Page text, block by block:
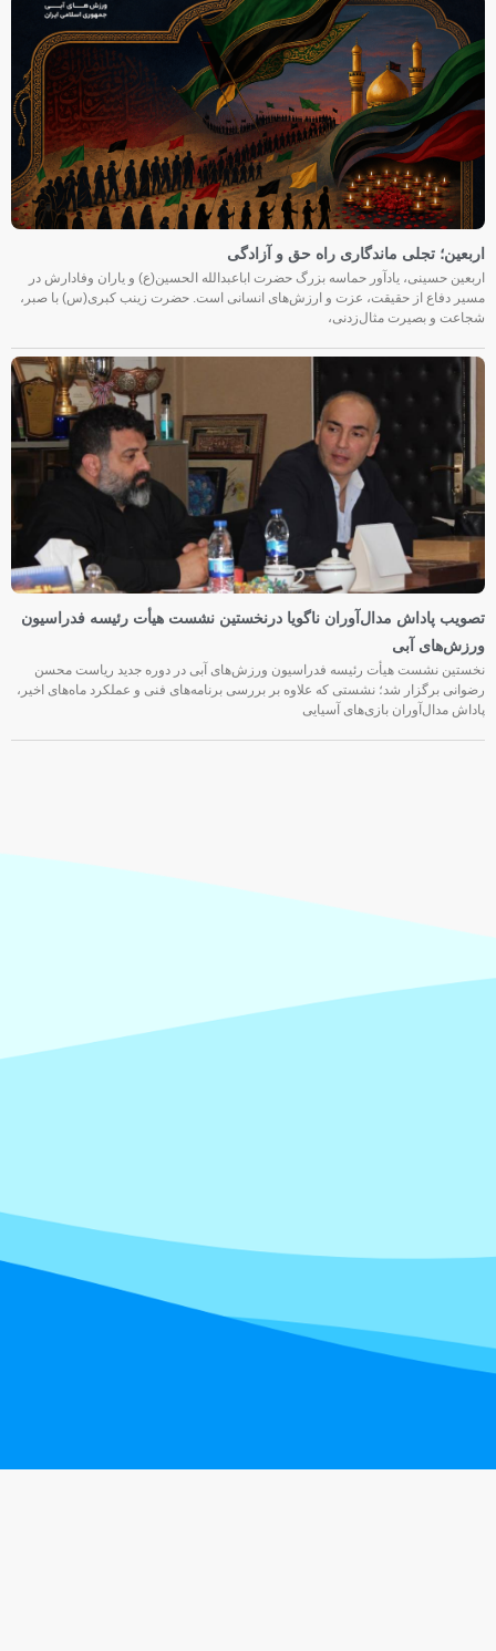
اربعین؛ تجلی ماندگاری راه حق و آزادگی
اربعین حسینی، یادآور حماسه بزرگ حضرت اباعبدالله الحسین(ع) و یاران وفادارش در
مسیر دفاع از حقیقت، عزت و ارزش‌های انسانی است. حضرت زینب کبری(س) با صبر،
شجاعت و بصیرت مثال‌زدنی،
تصویب پاداش مدال‌آوران ناگویا درنخستین نشست هیأت رئیسه فدراسیون
ورزش‌های آبی
نخستین نشست هیأت رئیسه فدراسیون ورزش‌های آبی در دوره جدید ریاست محسن
رضوانی برگزار شد؛ نشستی که علاوه بر بررسی برنامه‌های فنی و عملکرد ماه‌های اخیر،
پاداش مدال‌آوران بازی‌های آسیایی